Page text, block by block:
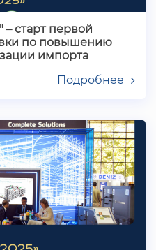
– старт первой
по повышению
импорта
Подробнее